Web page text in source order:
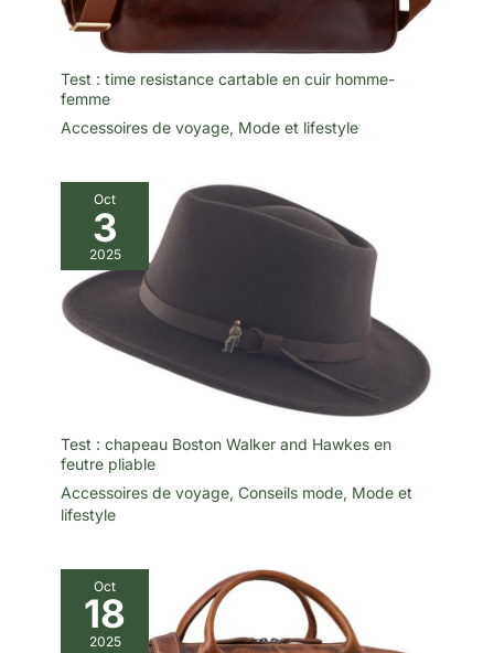
Test : time resistance cartable en cuir homme-
femme
Accessoires de voyage, Mode et lifestyle
Oct
3
2025
Test : chapeau Boston Walker and Hawkes en
feutre pliable
Accessoires de voyage, Conseils mode, Mode et
lifestyle
Oct
18
2025